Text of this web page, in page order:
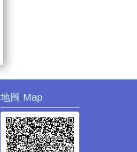
地圖 Map